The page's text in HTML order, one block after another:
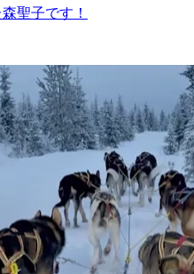
聖子です！